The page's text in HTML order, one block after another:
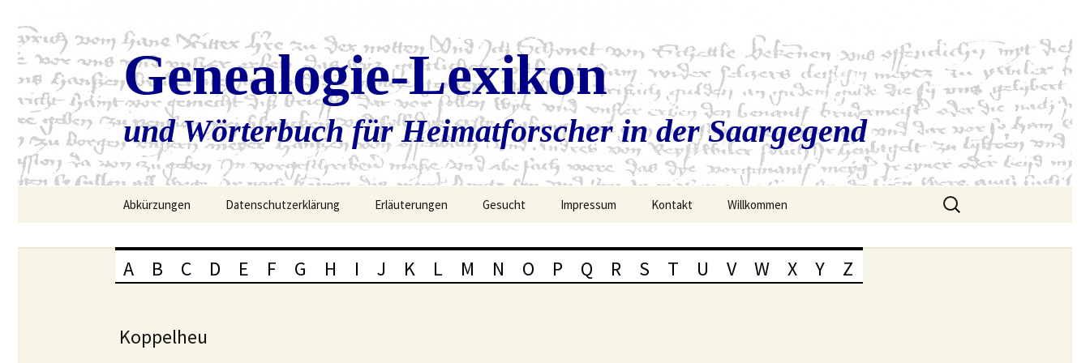
Genealogie-Lexikon
und Wörterbuch für Heimatforscher in der Saargegend
Abkürzungen Datenschutzerklärung Erläuterungen Gesucht Impressum Kontakt Willkommen
Suchen
nach:
A B C D E F G H I J K L M N O P Q R S T U V W X Y Z
Koppelheu